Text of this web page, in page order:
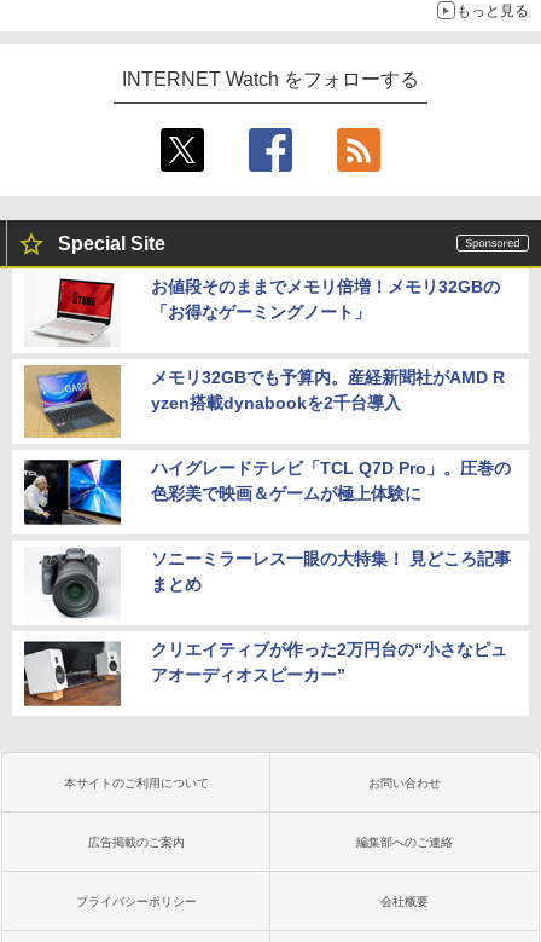
もっと見る
INTERNET Watch をフォローする
Special Site
お値段そのままでメモリ倍増！メモリ32GBの
「お得なゲーミングノート」
メモリ32GBでも予算内。産経新聞社がAMD R
yzen搭載dynabookを2千台導入
ハイグレードテレビ「TCL Q7D Pro」。圧巻の
色彩美で映画＆ゲームが極上体験に
ソニーミラーレス一眼の大特集！ 見どころ記事
まとめ
クリエイティブが作った2万円台の“小さなピュ
アオーディオスピーカー”
本サイトのご利用について お問い合わせ
広告掲載のご案内 編集部へのご連絡
プライバシーポリシー 会社概要